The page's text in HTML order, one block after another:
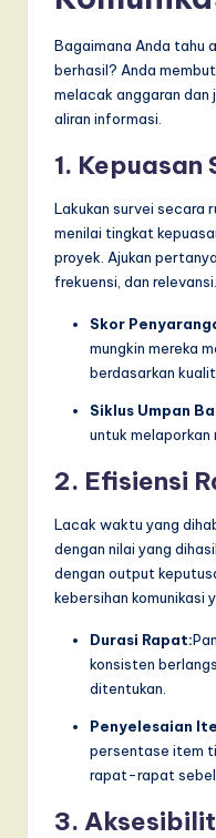
Bagaimana Anda tahu
berhasil? Anda
melacak anggaran dan
aliran informasi.
1.
Lakukan survei secara
menilai tingkat
proyek. Ajukan
frekuensi, dan relevansi.
Skor
mungkin mereka
berdasarkan
Siklus Umpan
untuk melaporkan
2. Efisiensi
Lacak waktu yang
dengan nilai yang
dengan output
kebersihan komunikasi
Durasi Rapat:
konsisten
ditentukan.
Penyelesaian
persentase item
rapat-rapat
3.